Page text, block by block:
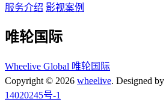
服务介绍 影视案例
唯轮国际
Wheelive Global 唯轮国际
Copyright © 2026 wheelive. Designed by
14020245号-1